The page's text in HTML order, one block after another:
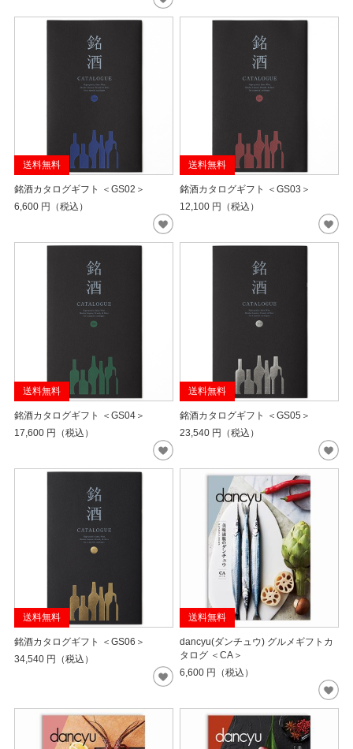
送料無料
銘酒カタログギフト ＜GS02＞
6,600 円（税込）
送料無料
銘酒カタログギフト ＜GS03＞
12,100 円（税込）
送料無料
銘酒カタログギフト ＜GS04＞
17,600 円（税込）
送料無料
銘酒カタログギフト ＜GS05＞
23,540 円（税込）
送料無料
銘酒カタログギフト ＜GS06＞
34,540 円（税込）
送料無料
dancyu(ダンチュウ) グルメギフトカ
タログ ＜CA＞
6,600 円（税込）